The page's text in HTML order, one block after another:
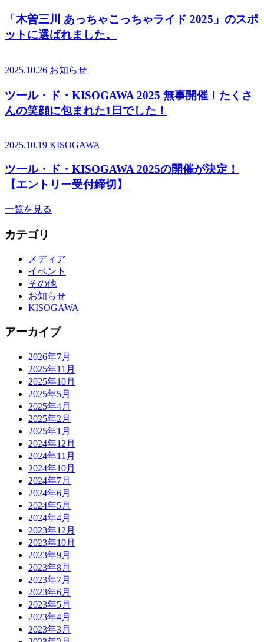
「木曽三川 あっちゃこっちゃライド 2025」のスポ
ットに選ばれました。
2025.10.26 お知らせ
ツール・ド・KISOGAWA 2025 無事開催！たくさ
んの笑顔に包まれた1日でした！
2025.10.19 KISOGAWA
ツール・ド・KISOGAWA 2025の開催が決定！
【エントリー受付締切】
一覧を見る
カテゴリ
メディア
イベント
その他
お知らせ
KISOGAWA
アーカイブ
2026年7月
2025年11月
2025年10月
2025年5月
2025年4月
2025年2月
2025年1月
2024年12月
2024年11月
2024年10月
2024年7月
2024年6月
2024年5月
2024年4月
2023年12月
2023年10月
2023年9月
2023年8月
2023年7月
2023年6月
2023年5月
2023年4月
2023年3月